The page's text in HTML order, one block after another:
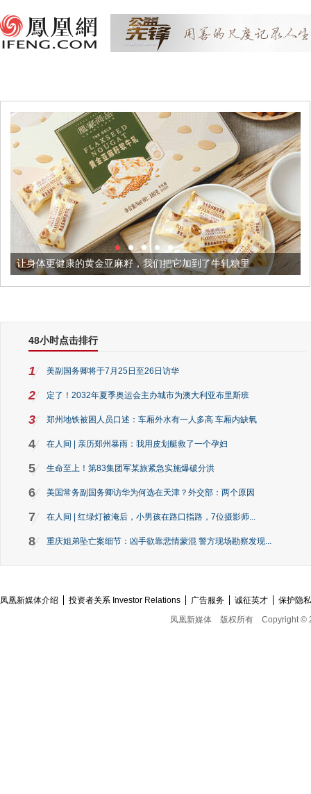
的黄金亚麻籽，我们把它加到了牛轧糖里 被列入佛家七宝
48小时点击排行
1 美副国务卿将于7月25日至26日访华
2 定了！2032年夏季奥运会主办城市为澳大利亚布里斯班
3 郑州地铁被困人员口述：车厢外水有一人多高 车厢内缺氧
4 在人间 | 亲历郑州暴雨：我用皮划艇救了一个孕妇
5 生命至上！第83集团军某旅紧急实施爆破分洪
6 美国常务副国务卿访华为何选在天津？外交部：两个原因
7 在人间 | 红绿灯被淹后，小男孩在路口指路，7位摄影师...
8 重庆姐弟坠亡案细节：凶手欲靠悲情蒙混 警方现场勘察发现...
凤凰新媒体介绍 投资者关系 Investor Relations 广告服务 诚征英才
保护隐
凤凰新媒体
版权所有 Copyright ©